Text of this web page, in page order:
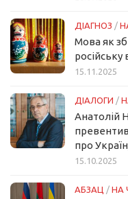
ДІАГНОЗ /
Мова як
15.11.2025
ДІАЛОГИ /
Анатолій
про
15.10.2025
АБЗАЦ / НА